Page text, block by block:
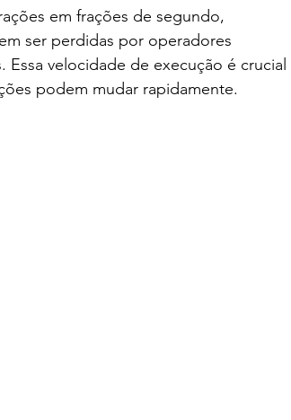
em frações de segundo,
ser perdidas por operadores
velocidade de execução é crucial
podem mudar rapidamente.